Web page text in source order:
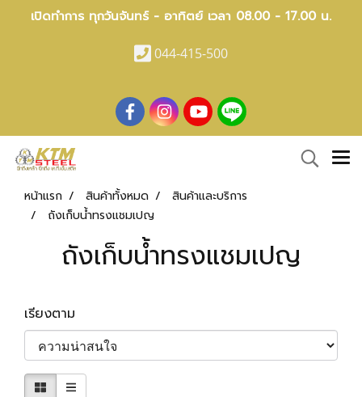
เปิดทำการ ทุกวันจันทร์ - อาทิตย์ เวลา 08.00 - 17.00 น.
044-415-500
หน้าแรก สินค้าทั้งหมด
สินค้าและบริการ
ถังเก็บน้ำทรงแชมเปญ
ถังเก็บน้ำทรงแชมเปญ
เรียงตาม